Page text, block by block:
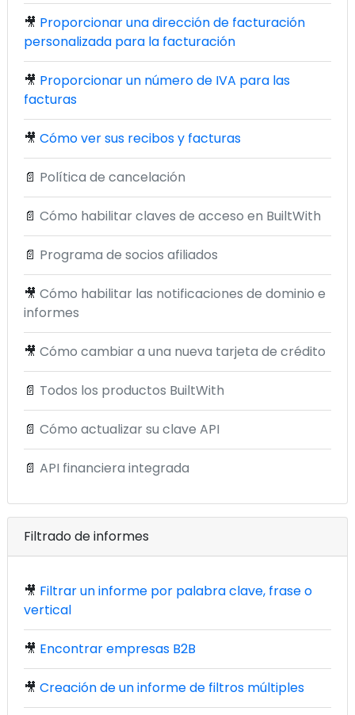
🎥 Proporcionar una dirección de facturación
personalizada para la facturación
🎥 Proporcionar un número de IVA para las
facturas
🎥 Cómo ver sus recibos y facturas
📄 Política de cancelación
📄 Cómo habilitar claves de acceso en BuiltWith
📄 Programa de socios afiliados
🎥 Cómo habilitar las notificaciones de dominio e
informes
🎥 Cómo cambiar a una nueva tarjeta de crédito
📄 Todos los productos BuiltWith
📄 Cómo actualizar su clave API
📄 API financiera integrada
Filtrado de informes
🎥 Filtrar un informe por palabra clave, frase o
vertical
🎥 Encontrar empresas B2B
🎥 Creación de un informe de filtros múltiples